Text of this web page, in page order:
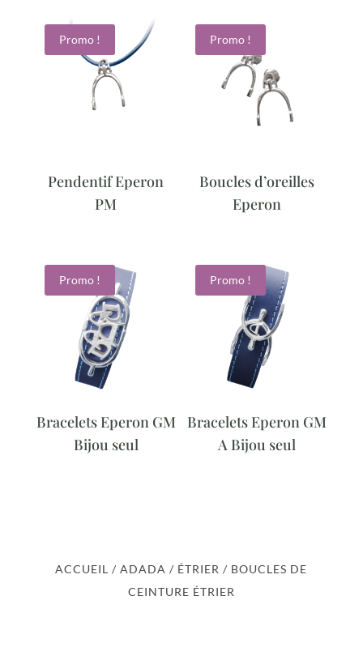
Promo !
Pendentif Eperon
PM
Promo !
Boucles d’oreilles
Eperon
Promo !
Bracelets Eperon GM
Bijou seul
Promo !
Bracelets Eperon GM
A Bijou seul
ACCUEIL /ADADA / ÉTRIER / BOUCLES DE
CEINTURE ÉTRIER